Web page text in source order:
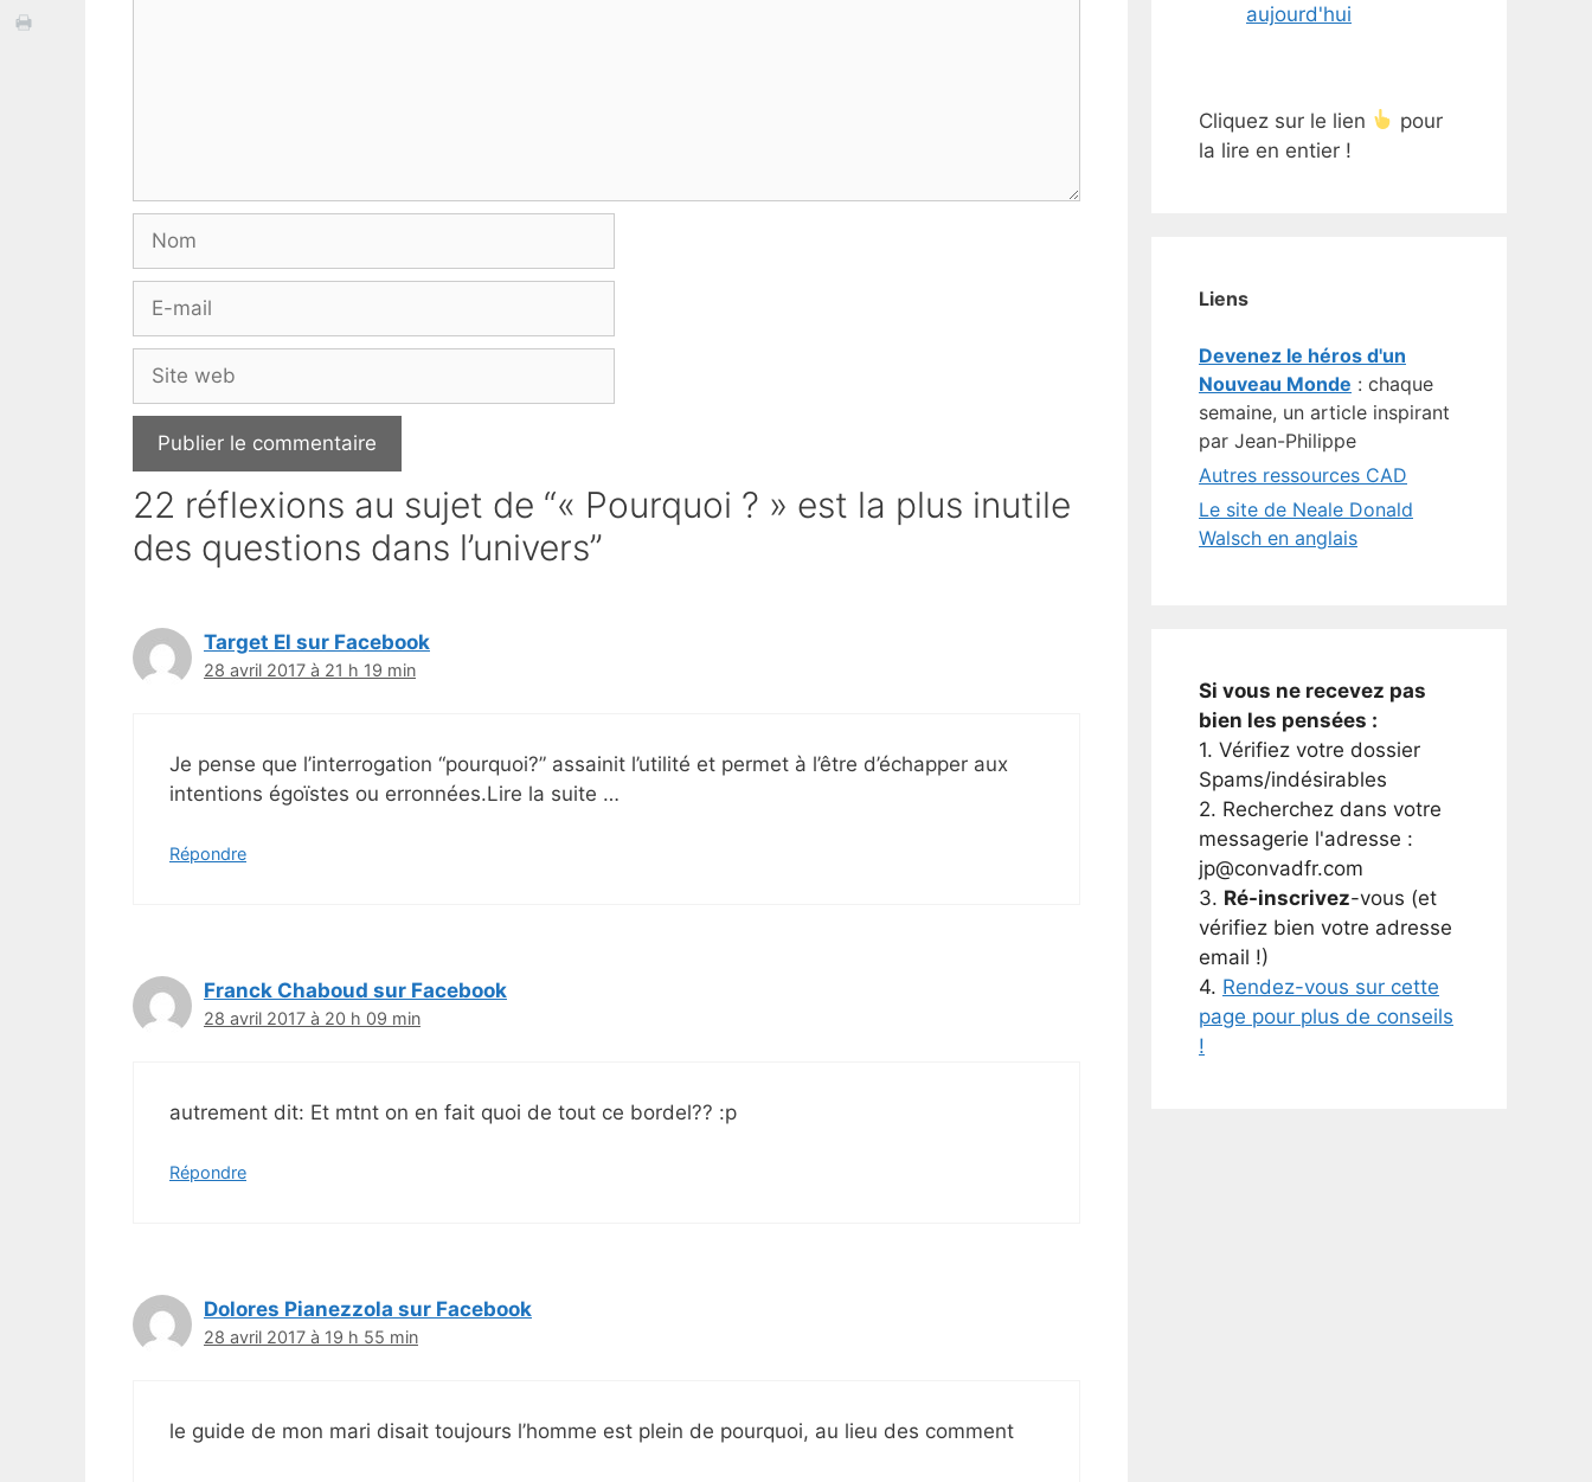
Nom
Site
web
22 réflexions au sujet de “« Pourquoi ? » est la plus inutile
des questions dans l’univers”
Target El sur Facebook
28 avril 2017 à 21 h 19 min
Je pense que l’interrogation “pourquoi?” assainit l’utilité et permet à l’être d’échapper aux
intentions égoïstes ou erronnées.Lire la suite …
Répondre
Franck Chaboud sur Facebook
28 avril 2017 à 20 h 09 min
autrement dit: Et mtnt on en fait quoi de tout ce bordel?? :p
Répondre
Dolores Pianezzola sur Facebook
28 avril 2017 à 19 h 55 min
le guide de mon mari disait toujours l’homme est plein de pourquoi, au lieu des comment
aujourd'hui
Cliquez sur le lien
pour
la lire en entier !
Liens
Devenez le héros d'un
Nouveau Monde : chaque
semaine, un article inspirant
par Jean-Philippe
Autres ressources CAD
Le site de Neale Donald
Walsch en anglais
Si vous ne recevez pas
bien les pensées :
1. Vérifiez votre dossier
Spams/indésirables
2. Recherchez dans votre
messagerie l'adresse :
jp@convadfr.com
3. Ré-inscrivez-vous (et
vérifiez bien votre adresse
email !)
4. Rendez-vous sur cette
page pour plus de conseils
!